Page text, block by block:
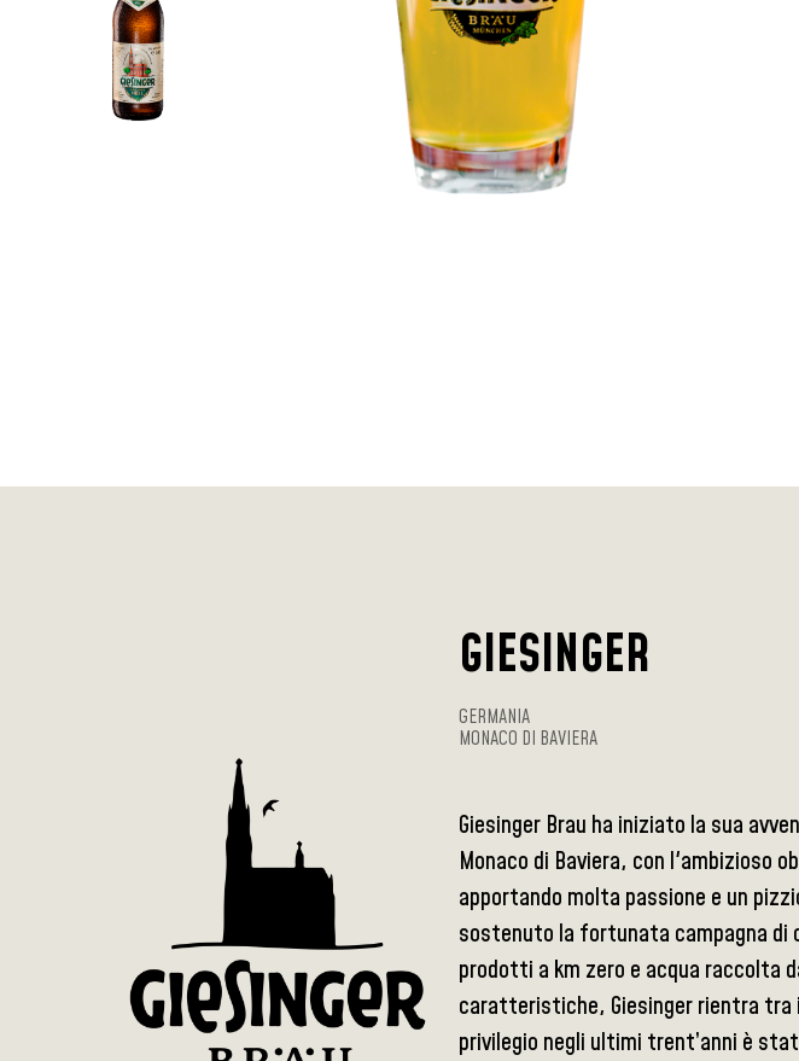
GIESINGER
GERMANIA
MONACO DI BAVIERA
Giesinger Brau ha iniziato la sua
Monaco di Baviera, con l'ambizioso
apportando molta passione e un
sostenuto la fortunata campagna di
prodotti a km zero e acqua raccolta
caratteristiche, Giesinger rientra tra
privilegio negli ultimi trent’anni è